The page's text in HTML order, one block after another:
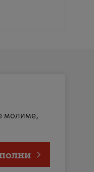
молиме,